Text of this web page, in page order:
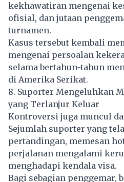
kekhawatiran mengenai
ofisial, dan jutaan
turnamen.
Kasus tersebut kembali
mengenai persoalan
selama bertahun-tahun
di Amerika Serikat.
8. Suporter Mengeluhkan
yang Terlanjur Keluar
Kontroversi juga muncul
Sejumlah suporter yang
pertandingan, memesan
perjalanan mengalami
menghadapi kendala visa.
Bagi sebagian penggemar,